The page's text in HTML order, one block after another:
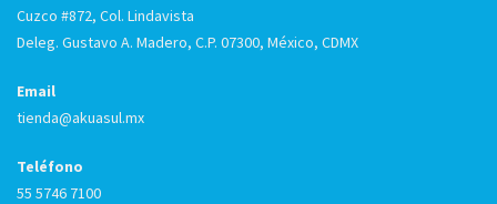
Cuzco #872, Col. Lindavista
Deleg. Gustavo A. Madero, C.P. 07300, México, CDMX
Email
tienda@akuasul.mx
Teléfono
55 5746 7100